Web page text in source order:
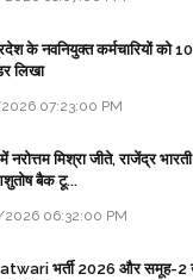
के नवनियुक्त कर्मचारियों को
लिखा
07:23:00 PM
नरोत्तम मिश्रा जीते, राजेंद्र
बैक टू...
06:32:00 PM
भर्ती 2026 और समूह-2